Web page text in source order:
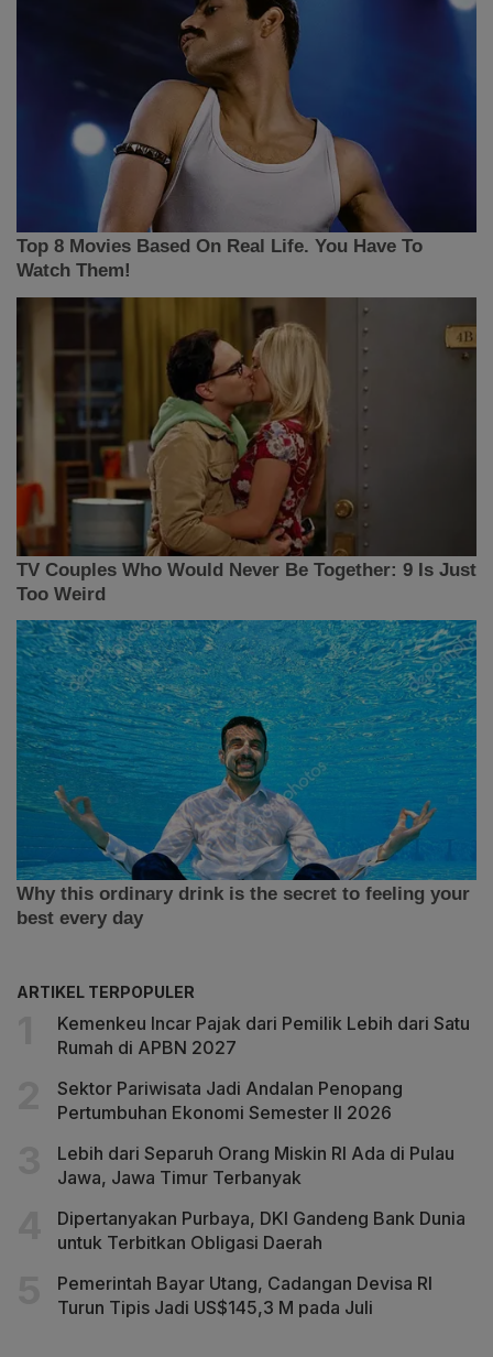
ARTIKEL TERPOPULER
Kemenkeu Incar Pajak dari Pemilik Lebih dari Satu
Rumah di APBN 2027
Sektor Pariwisata Jadi Andalan Penopang
Pertumbuhan Ekonomi Semester II 2026
Lebih dari Separuh Orang Miskin RI Ada di Pulau
Jawa, Jawa Timur Terbanyak
Dipertanyakan Purbaya, DKI Gandeng Bank Dunia
untuk Terbitkan Obligasi Daerah
Pemerintah Bayar Utang, Cadangan Devisa RI
Turun Tipis Jadi US$145,3 M pada Juli